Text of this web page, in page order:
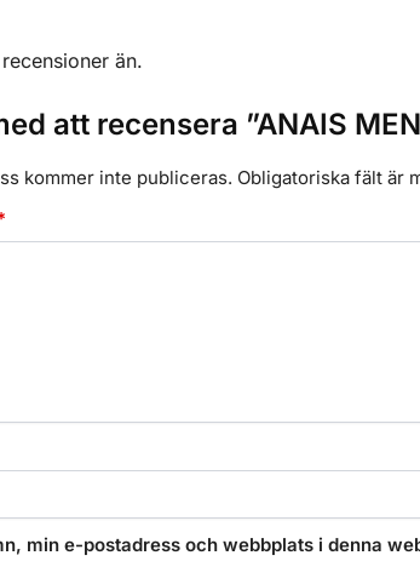
än.
att recensera ”ANAIS MEN
kommer inte publiceras. Obligatoriska fält är
min e-postadress och webbplats i denna